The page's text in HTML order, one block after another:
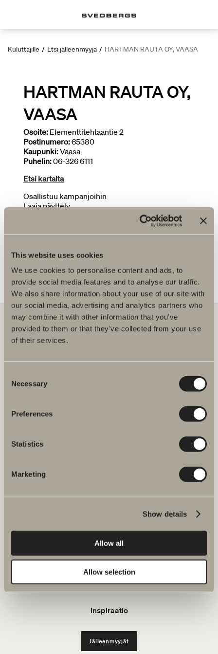
This website uses cookies
We use cookies to personalise content and ads, to
provide social media features and to analyse our traffic.
We also share information about your use of our site with
our social media, advertising and analytics partners who
may combine it with other information that you’ve
provided to them or that they’ve collected from your use
of their services.
Selection
Necessary
Preferences
Statistics
Marketing
Show details
Allow all
Allow selection
Kuluttajille / Etsi jälleenmyyjä / HARTMAN RAUTA OY, VAASA
HARTMAN RAUTA OY,
VAASA
Osoite: Elementtitehtaantie 2
Postinumero:65380
Kaupunki:Vaasa
Puhelin:06-326 6111
Etsi kartalta
Osallistuu kampanjoihin
Laaja näyttely
Meiltä löydät kaiken kerralla kylpyhuoneeseen.
suihkutilakalusteisiin, kylpyammeisiin, pyyhekuivaimiin ja wc-
02180 ESPOO
Tuotesarjat
Kestävä kehitys
Inspiraatio
Jälleenmyyjät